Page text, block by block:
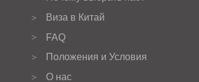
>
Виза в Китай
>
FAQ
>
Положения и Условия
>
О нас